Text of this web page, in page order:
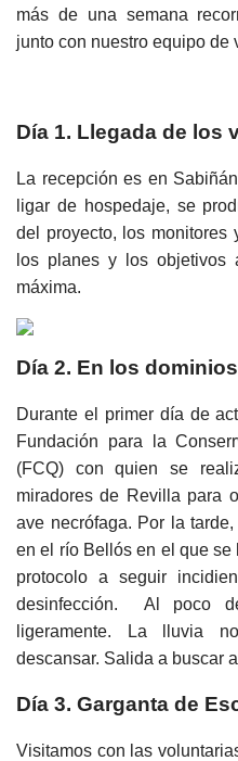
más de una semana
junto con nuestro equipo de
Día 1. Llegada de los
La recepción es en
ligar de hospedaje, se
del proyecto, los monitores
los planes y los objetivos
máxima.
Día 2. En los
Durante el primer día de
Fundación para la
(FCQ) con quien se
miradores de Revilla para
ave necrófaga. Por la
en el río Bellós en el que se
protocolo a seguir
desinfección. Al poco
ligeramente. La lluvia
descansar. Salida a buscar
Día 3. Garganta de
Visitamos con las